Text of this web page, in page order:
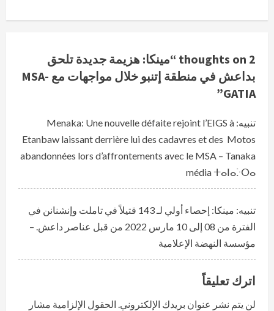
R
e
d
i
n
g
2 thoughts on “
مينكا: هزيمة جديدة تلحق
بداعش في منطقة إتنبو خلال مواجهات مع MSA-
GATIA
”
تنبيه: Menaka: Une nouvelle défaite rejoint l’EIGS à
Etanbaw laissant derrière lui des cadavres et des Motos
abandonnées lors d’affrontements avec le MSA – Tanaka
média ⵜⴰⵏⴰⴾⵔⴰ
تنبيه:
مينكا: إحصاء أولي لـ 143 قتيلاً في تاملت وإنشنانن في
الفترة من 08 إلى 10 مارس 2022 من قبل عناصر داعش. –
مؤسسة النهضة الإعلامية
اترك تعليقاً
لن يتم نشر عنوان بريدك الإلكتروني. الحقول الإلزامية مشار